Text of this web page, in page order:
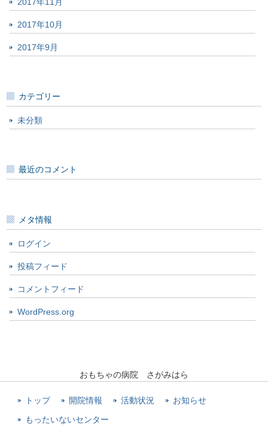
2017年10月
2017年9月
カテゴリー
未分類
最近のコメント
メタ情報
ログイン
投稿フィード
コメントフィード
WordPress.org
おもちゃの病院 さがみはら
トップ 開院情報 活動状況 お知らせ
もったいないセンター